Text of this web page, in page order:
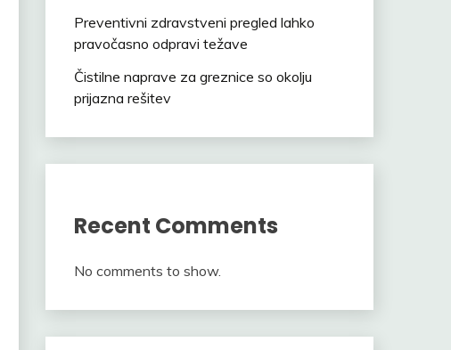
Preventivni zdravstveni pregled lahko
pravočasno odpravi težave
Čistilne naprave za greznice so okolju
prijazna rešitev
Recent Comments
No comments to show.